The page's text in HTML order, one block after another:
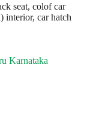
seat, colof car
interior, car hatch
Karnataka